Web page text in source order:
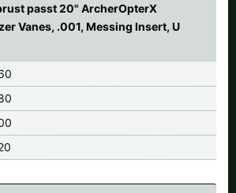
passt 20" ArcherOpterX
Vanes, .001, Messing Insert, U